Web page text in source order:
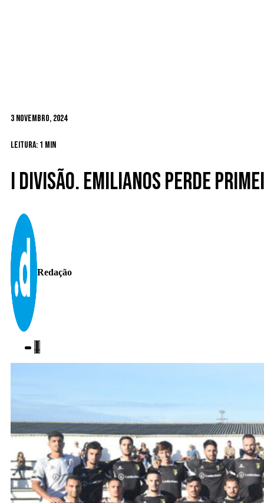
3 Novembro, 2024
Leitura: 1 min
I Divisão. Emilianos perde
Redação